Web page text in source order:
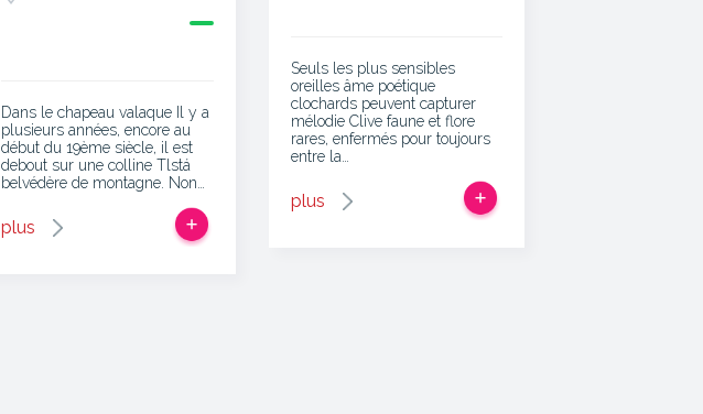
Dans le chapeau valaque Il y a
plusieurs années, encore au
début du 19ème siècle, il est
debout sur une colline Tlstá
belvédère de montagne. Non…
plus
Seuls les plus sensibles
oreilles âme poétique
clochards peuvent capturer
mélodie Clive faune et flore
rares, enfermés pour toujours
entre la…
plus